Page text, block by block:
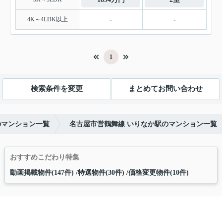
4K～4LDK以上 - -
1
検索条件を変更 まとめてお問い合わせ
ンション一覧 名古屋市営鶴舞線 いりなか駅のマンション一覧
おすすめこだわり特集
動画掲載物件(147件) 特選物件(30件) 価格変更物件(10件)